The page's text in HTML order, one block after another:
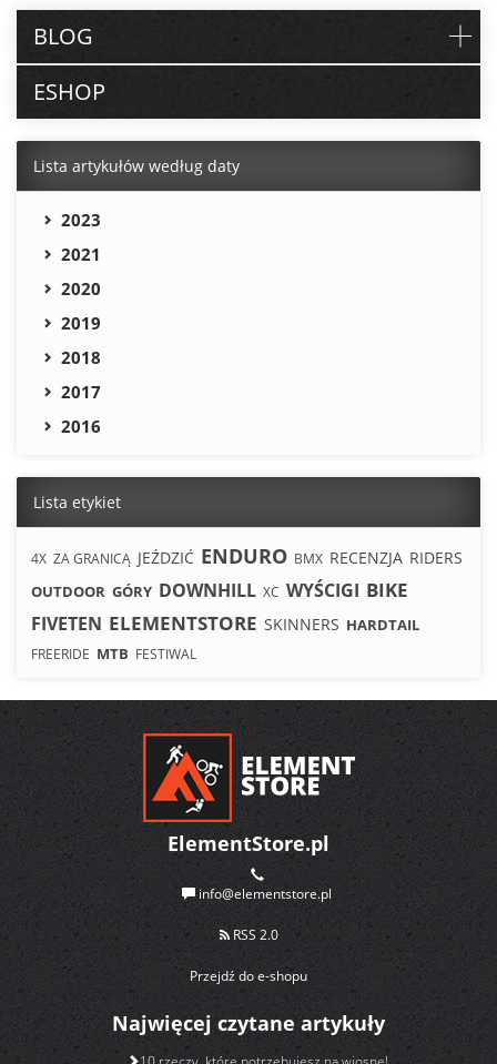
BLOG
ESHOP
Lista artykułów według daty
2023
2021
2020
2019
2018
2017
2016
Lista etykiet
4X ZA GRANICĄ JEŹDZIĆ ENDURO BMX RECENZJA RIDERS
OUTDOOR GÓRY DOWNHILL XC WYŚCIGI BIKE
FIVETEN ELEMENTSTORE SKINNERS HARDTAIL
FREERIDE MTB FESTIWAL
ElementStore.pl
info@elementstore.pl
RSS 2.0
Przejdź do e-shopu
Najwięcej czytane artykuły